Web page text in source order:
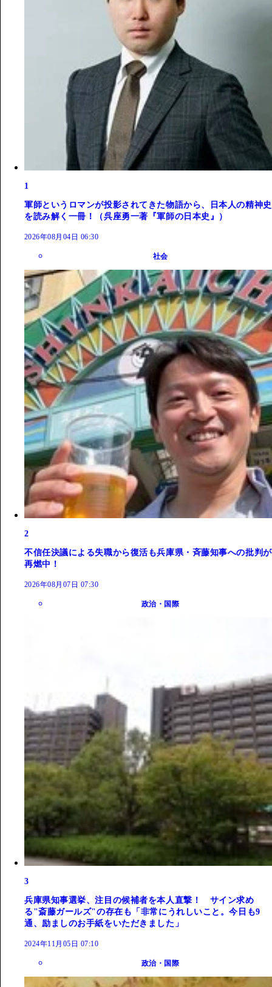
1
軍師というロマンが投影されてきた物語から、日本人の精神史
を読み解く一冊！（呉座勇一著『軍師の日本史』）
2026年08月04日 06:30
社会
2
不信任決議による失職から復活も兵庫県・斉藤知事への批判が
再燃中！
2026年08月07日 07:30
政治・国際
3
兵庫県知事選挙、注目の候補者を本人直撃！ サイン求め
る"斎藤ガールズ"の存在も「非常にうれしいこと。今日も9
通、励ましのお手紙をいただきました」
2024年11月05日 07:10
政治・国際